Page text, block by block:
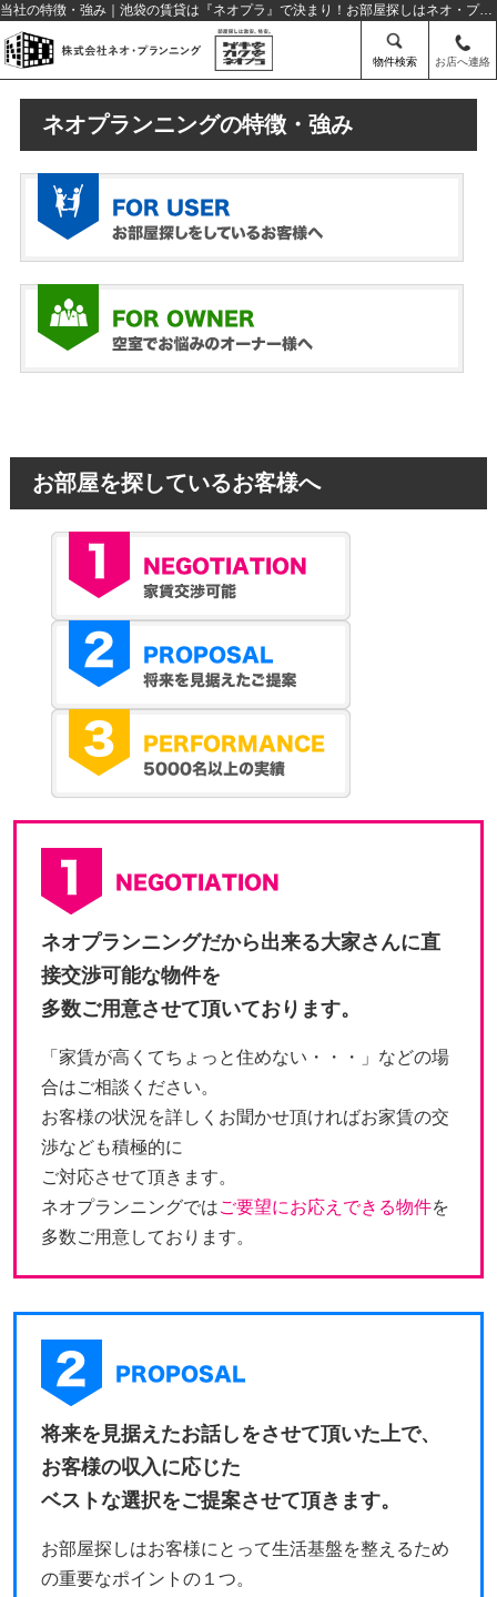
当社の特徴・強み｜池袋の賃貸は『ネオプラ』で決まり！お部屋探しはネオ・プランニング
物件検索 お店へ連絡
ネオプランニングの特徴・強み
お部屋を探しているお客様へ
ネオプランニングだから出来る大家さんに直
接交渉可能な物件を
多数ご用意させて頂いております。
「家賃が高くてちょっと住めない・・・」などの場
合はご相談ください。
お客様の状況を詳しくお聞かせ頂ければお家賃の交
渉なども積極的に
ご対応させて頂きます。
ネオプランニングではご要望にお応えできる物件を
多数ご用意しております。
将来を見据えたお話しをさせて頂いた上で、
お客様の収入に応じた
ベストな選択をご提案させて頂きます。
お部屋探しはお客様にとって生活基盤を整えるため
の重要なポイントの１つ。